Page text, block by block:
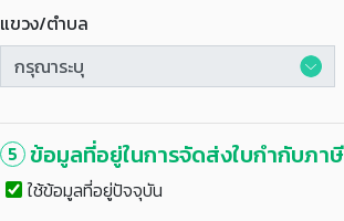
แขวง/ตำบล
5 ข้อมูลที่อยู่ในการจัดส่งใบกำกับภาษี
ใช้ข้อมูลที่อยู่ปัจจุบัน